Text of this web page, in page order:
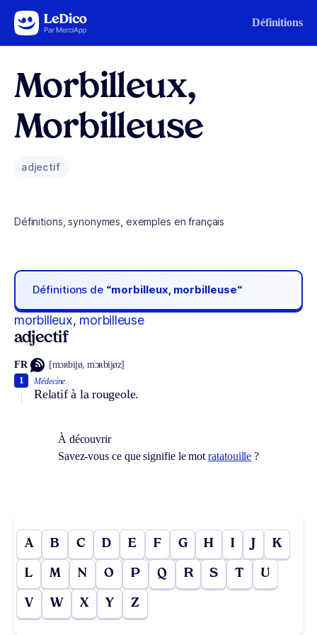
Aller au contenu Définitions
Morbilleux,
Morbilleuse
adjectif
Définitions, synonymes, exemples en français
Définitions de “morbilleux, morbilleuse“
morbilleux, morbilleuse
adjectif
FR [mɔʀbijø, mɔʀbijøz]
Médecine.
Relatif à la rougeole.
1
À découvrir
Savez-vous ce que signifie le motratatouille ?
A B C D E F G H I J K
L M N O P Q R S T U
V W X Y Z